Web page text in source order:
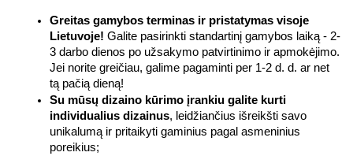
Greitas gamybos terminas ir pristatymas visoje
Lietuvoje! Galite pasirinkti standartinį gamybos laiką - 2-
3 darbo dienos po užsakymo patvirtinimo ir apmokėjimo.
Jei norite greičiau, galime pagaminti per 1-2 d. d. ar net
tą pačią dieną!
Su mūsų dizaino kūrimo įrankiu galite kurti
individualius dizainus, leidžiančius išreikšti savo
unikalumą ir pritaikyti gaminius pagal asmeninius
poreikius;